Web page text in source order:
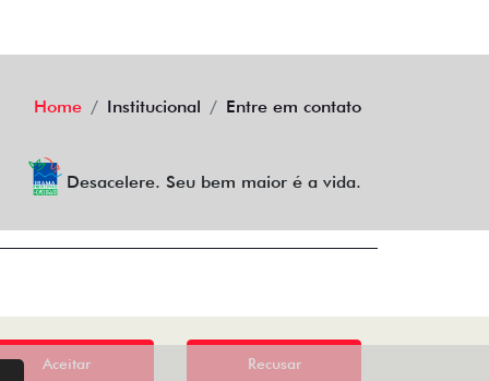
Home Institucional Entre em contato
Desacelere. Seu bem maior é a vida.
Aceitar Recusar